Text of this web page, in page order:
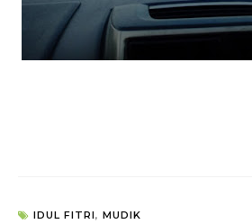
IDUL FITRI, MUDIK